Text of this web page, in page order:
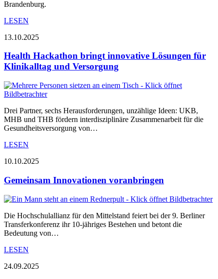
Brandenburg.
LESEN
13.10.2025
Health Hackathon bringt innovative Lösungen für
Klinikalltag und Versorgung
Drei Partner, sechs Herausforderungen, unzählige Ideen: UKB,
MHB und THB fördern interdisziplinäre Zusammenarbeit für die
Gesundheitsversorgung von…
LESEN
10.10.2025
Gemeinsam Innovationen voranbringen
Die Hochschulallianz für den Mittelstand feiert bei der 9. Berliner
Transferkonferenz ihr 10-jähriges Bestehen und betont die
Bedeutung von…
LESEN
24.09.2025